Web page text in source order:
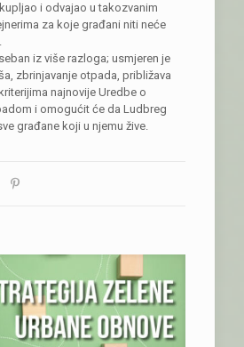
i odvajao u takozvanim
za koje građani niti neće
iz više razloga; usmjeren je
zbrinjavanje otpada, približava
najnovije Uredbe o
i omogućit će da Ludbreg
građane koji u njemu žive.